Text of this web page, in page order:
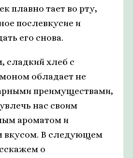
плавно тает во рту,
послевкусие и
его снова.
сладкий хлеб с
обладает не
преимуществами,
нас своим
ароматом и
вкусом. В следующем
о